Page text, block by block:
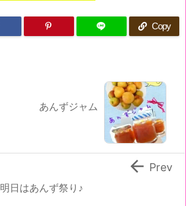
Copy
あんずジャム
明日はあんず祭り♪
 Prev